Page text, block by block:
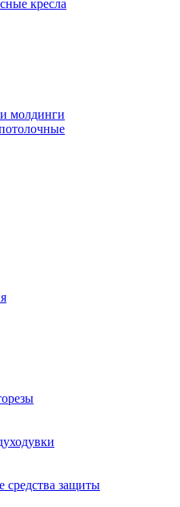
кресла
молдинги
защиты